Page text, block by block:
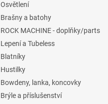
Osvětlení
Brašny a batohy
ROCK MACHINE - doplňky/parts
Lepení a Tubeless
Blatníky
Hustilky
Bowdeny, lanka, koncovky
Brýle a příslušenství